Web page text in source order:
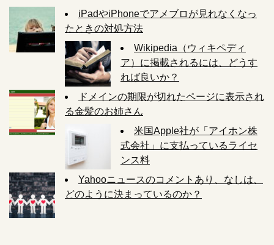
iPadやiPhoneでアメブロが見れなくなっ
たときの対処方法
Wikipedia（ウィキペディ
ア）に掲載されるには、どうす
れば良いか？
ドメインの期限が切れたページに表示され
る金髪のお姉さん
米国Apple社が「アイホン株
式会社」に支払っているライセ
ンス料
Yahooニュースのコメントあり、なしは、
どのように決まっているのか？